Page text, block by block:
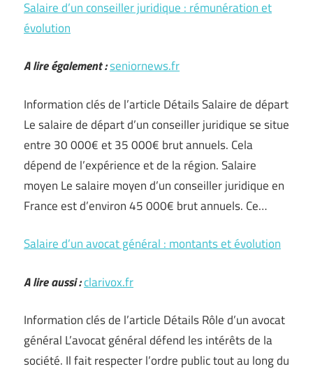
Salaire d’un conseiller juridique : rémunération et
évolution
A lire également :seniornews.fr
Information clés de l’article Détails Salaire de départ
Le salaire de départ d’un conseiller juridique se situe
entre 30 000€ et 35 000€ brut annuels. Cela
dépend de l’expérience et de la région. Salaire
moyen Le salaire moyen d’un conseiller juridique en
France est d’environ 45 000€ brut annuels. Ce…
Salaire d’un avocat général : montants et évolution
A lire aussi :clarivox.fr
Information clés de l’article Détails Rôle d’un avocat
général L’avocat général défend les intérêts de la
société. Il fait respecter l’ordre public tout au long du